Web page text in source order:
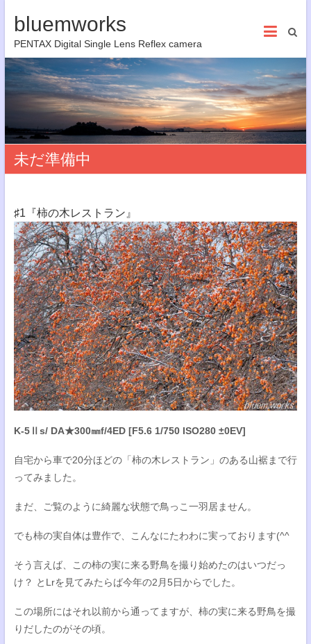
bluemworks
PENTAX Digital Single Lens Reflex camera
未だ準備中
♯1『柿の木レストラン』
K-5Ⅱs/ DA★300㎜f/4ED [F5.6 1/750 ISO280 ±0EV]
自宅から車で20分ほどの「柿の木レストラン」のある山裾まで行
ってみました。
まだ、ご覧のように綺麗な状態で鳥っこ一羽居ません。
でも柿の実自体は豊作で、こんなにたわわに実っております(^^
そう言えば、この柿の実に来る野鳥を撮り始めたのはいつだっ
け？ とLrを見てみたらば今年の2月5日からでした。
この場所にはそれ以前から通ってますが、柿の実に来る野鳥を撮
りだしたのがその頃。